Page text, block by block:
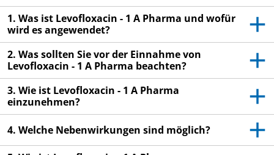
Es kann anderen Menschen schaden, auch wenn
diese die gleichen Beschwerden haben wie Sie.
Wenn Sie Nebenwirkungen bemerken, wenden Sie
sich an Ihren Arzt oder Apotheker. Dies gilt auch
für Nebenwirkungen, die nicht in dieser
Packungsbeilage angegeben sind. Siehe Abschnitt
4.
1. Was ist Levofloxacin - 1 A Pharma und wofür
wird es angewendet?
2. Was sollten Sie vor der Einnahme von
Levofloxacin - 1 A Pharma beachten?
3. Wie ist Levofloxacin - 1 A Pharma
einzunehmen?
4. Welche Nebenwirkungen sind möglich?